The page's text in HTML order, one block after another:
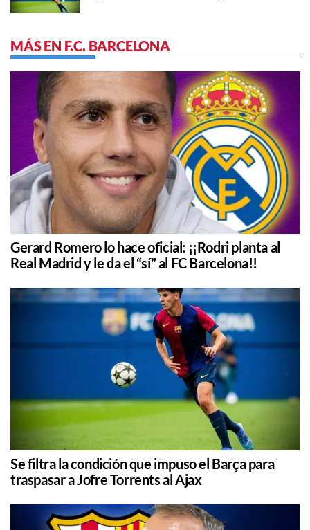
MÁS EN F.C. BARCELONA
Gerard Romero lo hace oficial: ¡¡Rodri planta al
Real Madrid y le da el “sí” al FC Barcelona!!
Se filtra la condición que impuso el Barça para
traspasar a Jofre Torrents al Ajax